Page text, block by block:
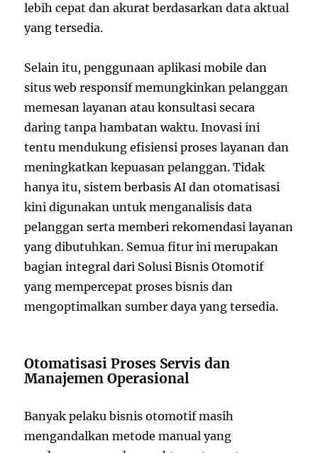
lebih cepat dan akurat berdasarkan data aktual
yang tersedia.
Selain itu, penggunaan aplikasi mobile dan
situs web responsif memungkinkan pelanggan
memesan layanan atau konsultasi secara
daring tanpa hambatan waktu. Inovasi ini
tentu mendukung efisiensi proses layanan dan
meningkatkan kepuasan pelanggan. Tidak
hanya itu, sistem berbasis AI dan otomatisasi
kini digunakan untuk menganalisis data
pelanggan serta memberi rekomendasi layanan
yang dibutuhkan. Semua fitur ini merupakan
bagian integral dari Solusi Bisnis Otomotif
yang mempercepat proses bisnis dan
mengoptimalkan sumber daya yang tersedia.
Otomatisasi Proses Servis dan
Manajemen Operasional
Banyak pelaku bisnis otomotif masih
mengandalkan metode manual yang